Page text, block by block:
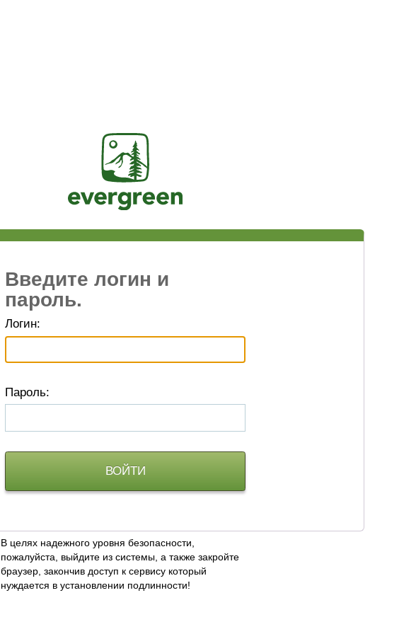
Jasig
Введите логин и
пароль.
Логин:
Пароль:
В целях надежного уровня безопасности,
пожалуйста, выйдите из системы, а также закройте
браузер, закончив доступ к сервису который
нуждается в установлении подлинности!